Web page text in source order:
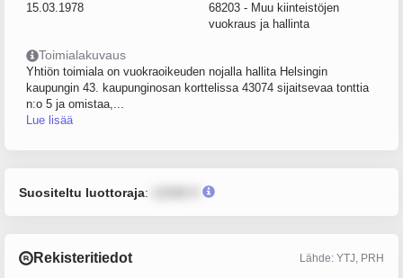
15.03.1978
68203 - Muu kiinteistöjen
vuokraus ja hallinta
Toimialakuvaus
Yhtiön toimiala on vuokraoikeuden nojalla hallita Helsingin
kaupungin 43. kaupunginosan korttelissa 43074 sijaitsevaa tonttia
n:o 5 ja omistaa,...
Lue lisää
Suositeltu luottoraja:
Rekisteritiedot Lähde: YTJ, PRH